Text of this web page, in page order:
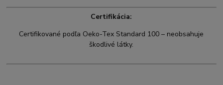
Certifikácia:
Certifikované podľa Oeko-Tex Standard 100 – neobsahuje
škodlivé látky.